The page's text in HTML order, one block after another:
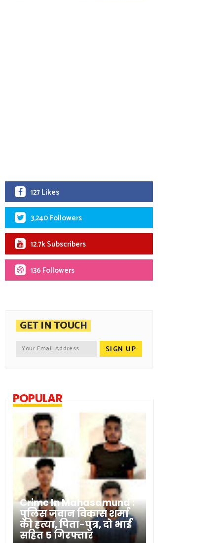
127 Likes
3,240 Followers
12.7k Subscribers
136 Followers
GET IN TOUCH
POPULAR
Crime In Mahasamund :
पुलिस जवान विकास शर्मा
की हत्या, पिता-पुत्र, दो भाई
सहित 5 गिरफ्तार